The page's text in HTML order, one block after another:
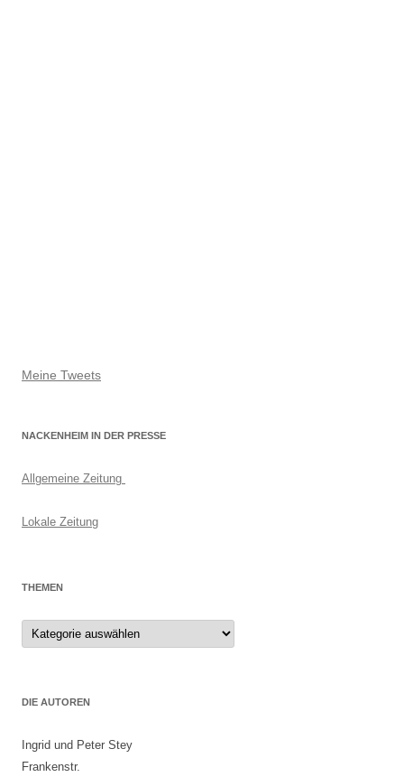
Meine Tweets
NACKENHEIM IN DER PRESSE
Allgemeine Zeitung
Lokale Zeitung
THEMEN
Themen
DIE AUTOREN
Ingrid und Peter Stey
Frankenstr.